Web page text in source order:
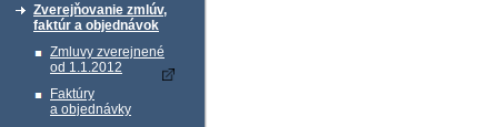
Zverejňovanie zmlúv,
faktúr a objednávok
Zmluvy zverejnené
od 1.1.2012
Faktúry
a objednávky